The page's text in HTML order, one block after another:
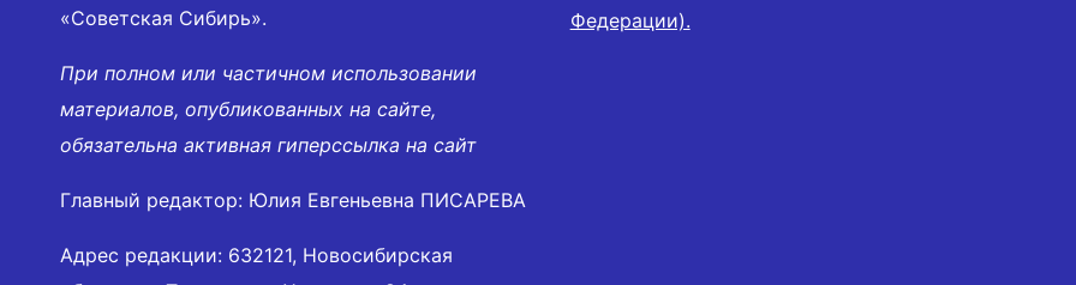
«Советская Сибирь».
При полном или частичном использовании
материалов, опубликованных на сайте,
обязательна активная гиперссылка на сайт
Главный редактор: Юлия Евгеньевна ПИСАРЕВА
Адрес редакции: 632121, Новосибирская
Федерации).